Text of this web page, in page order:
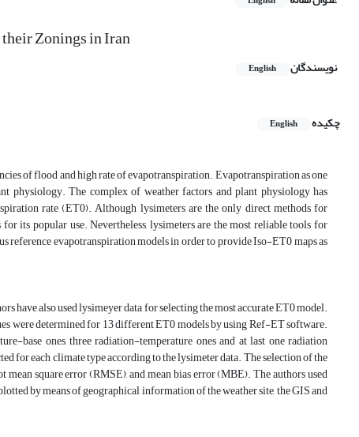
Zonings in Iran
نویسندگان English
چکیده English
of flood and high rate of evapotranspiration. Evapotranspiration as one
physiology. The complex of weather factors and plant physiology has
rate (ET0). Although lysimeters are the only direct methods for
its popular use. Nevertheless, lysimeters are the most reliable tools for
reference evapotranspiration models in order to provide Iso-ET0 maps as
have also used lysimeyer data for selecting the most accurate ET0 model.
were determined for 13 different ET0 models by using Ref-ET software.
base ones, three radiation-temperature ones and at last one radiation
for each climate type according to the lysimeter data. The selection of the
square error (RMSE), and mean bias error (MBE). The authors used
by means of geographical information of the weather site, the GIS and